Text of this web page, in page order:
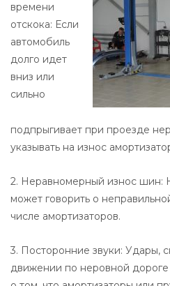
времени
отскока: Если
автомобиль
долго идет
вниз или
сильно
подпрыгивает при проезде
указывать на износ
2. Неравномерный износ шин:
может говорить о
числе амортизаторов.
3. Посторонние звуки: Удары,
движении по неровной дороге